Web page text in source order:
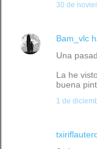
30 de
Bam_vlc
Una
La he
buena
1 de